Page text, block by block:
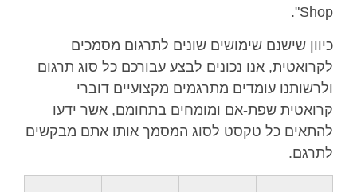
Shop".
כיוון שישנם שימושים שונים לתרגום מסמכים
לקרואטית, אנו נכונים לבצע עבורכם כל סוג תרגום
ולרשותנו עומדים מתרגמים מקצועיים דוברי
קרואטית שפת-אם ומומחים בתחומם, אשר ידעו
להתאים כל טקסט לסוג המסמך אותו אתם מבקשים
לתרגם.